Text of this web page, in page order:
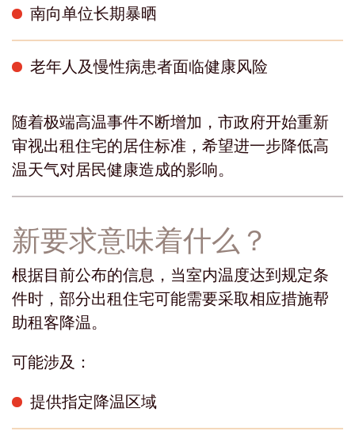
南向单位长期暴晒
老年人及慢性病患者面临健康风险
随着极端高温事件不断增加，市政府开始重新
审视出租住宅的居住标准，希望进一步降低高
温天气对居民健康造成的影响。
新要求意味着什么？
根据目前公布的信息，当室内温度达到规定条
件时，部分出租住宅可能需要采取相应措施帮
助租客降温。
可能涉及：
提供指定降温区域